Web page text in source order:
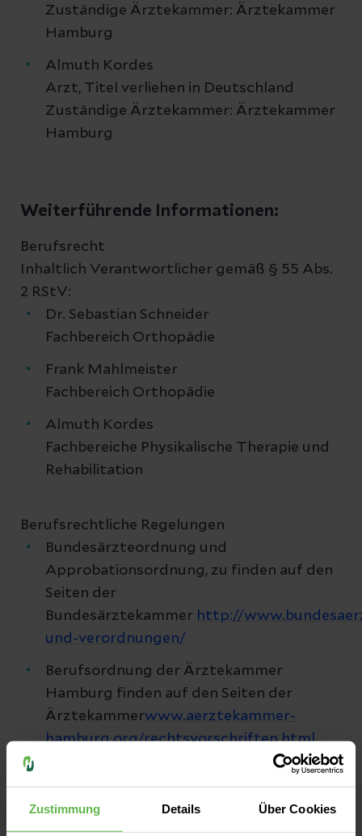
Zustimmung Details Über Cookies
Zuständige Ärztekammer: Ärztekammer
Hamburg
Almuth Kordes
Arzt, Titel verliehen in Deutschland
Zuständige Ärztekammer: Ärztekammer
Hamburg
Weiterführende Informationen:
Berufsrecht
Inhaltlich Verantwortlicher gemäß § 55 Abs.
2 RStV:
Dr. Sebastian Schneider
Fachbereich Orthopädie
Frank Mahlmeister
Fachbereich Orthopädie
Almuth Kordes
Fachbereiche Physikalische Therapie und
Rehabilitation
Berufsrechtliche Regelungen
Bundesärzteordnung und
Approbationsordnung, zu finden auf den
Seiten der
Bundesärztekammer http://
und-verordnungen/
Berufsordnung der Ärztekammer
Hamburg finden auf den Seiten der
Ärztekammerwww.aerztekammer-
hamburg.org/rechtsvorschriften.html
Hamburgisches Kammergesetz für die
hamburg.org/rechtsvorschriften.html